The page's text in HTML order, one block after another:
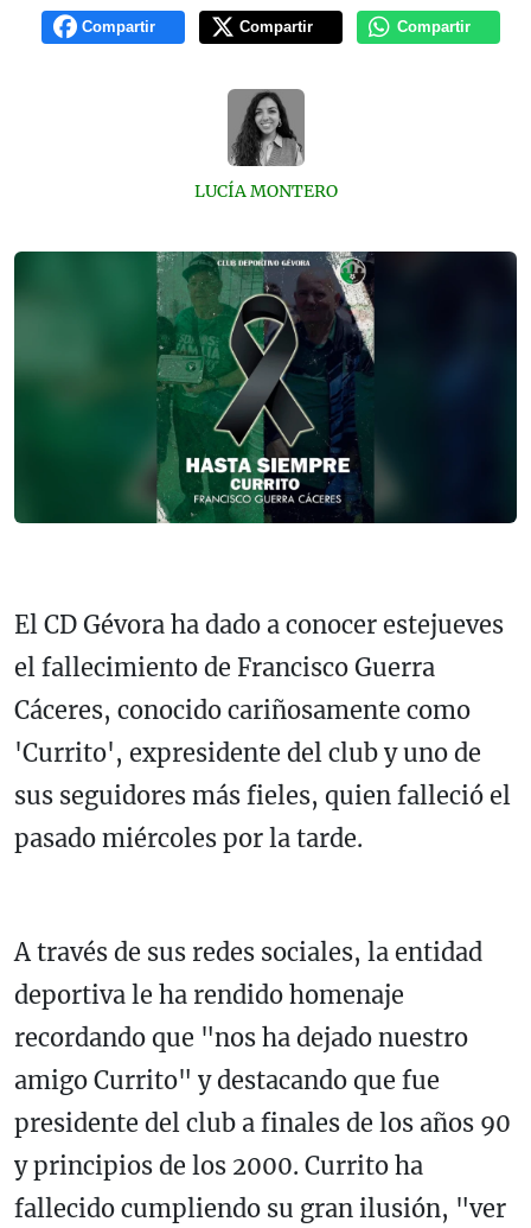
Compartir Compartir Compartir
LUCÍA MONTERO
El CD Gévora ha dado a conocer estejueves
el fallecimiento de Francisco Guerra
Cáceres, conocido cariñosamente como
'Currito', expresidente del club y uno de
sus seguidores más fieles, quien falleció el
pasado miércoles por la tarde.
A través de sus redes sociales, la entidad
deportiva le ha rendido homenaje
recordando que "nos ha dejado nuestro
amigo Currito" y destacando que fue
presidente del club a finales de los años 90
y principios de los 2000. Currito ha
fallecido cumpliendo su gran ilusión, "ver